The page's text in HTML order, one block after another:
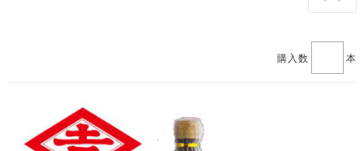
購入数 本